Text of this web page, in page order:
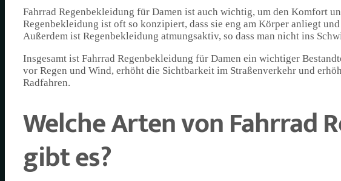
Fahrrad Regenbekleidung für Damen ist auch wichtig, um den Komfort
Regenbekleidung ist oft so konzipiert, dass sie eng am Körper anliegt
Außerdem ist Regenbekleidung atmungsaktiv, so dass man nicht ins
Insgesamt ist Fahrrad Regenbekleidung für Damen ein wichtiger
vor Regen und Wind, erhöht die Sichtbarkeit im Straßenverkehr und
Radfahren.
Welche Arten von Fahrrad
gibt es?